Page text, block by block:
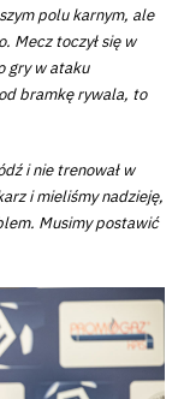
polu karnym, ale
Mecz toczył się w
gry w ataku
bramkę rywala, to
i nie trenował w
i mieliśmy nadzieję,
Musimy postawić